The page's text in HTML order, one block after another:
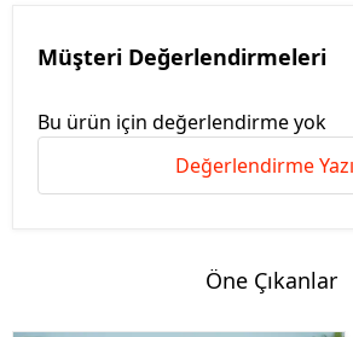
Müşteri Değerlendirmeleri
Bu ürün için değerlendirme yok
Değerlendirme
Öne Çıkanlar